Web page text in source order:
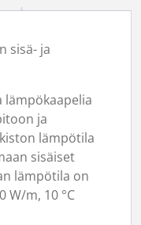
sisä- ja
lämpökaapelia
ja
lämpötila
sisäiset
lämpötila on
W/m, 10 °C